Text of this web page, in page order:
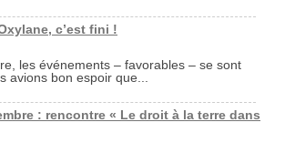
c’est fini !
les événements – favorables – se sont
avions bon espoir que...
: rencontre « Le droit à la terre dans